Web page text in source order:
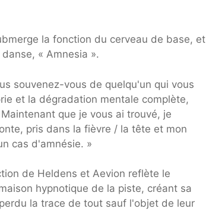
la fonction du cerveau de base, et
« Amnesia ».
souvenez-vous de quelqu'un qui vous
et la dégradation mentale complète,
que je vous ai trouvé, je
pris dans la fièvre / la tête et mon
cas d'amnésie. »
de Heldens et Aevion reflète le
hypnotique de la piste, créant sa
la trace de tout sauf l'objet de leur